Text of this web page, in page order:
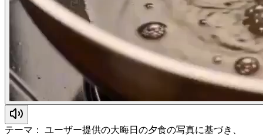
テーマ： ユーザー提供の大晦日の夕食の写真に基づき、